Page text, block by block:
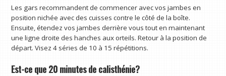
Les gars recommandent de commencer avec vos jambes en
position nichée avec des cuisses contre le côté de la boîte.
Ensuite, étendez vos jambes derrière vous tout en maintenant
une ligne droite des hanches aux orteils. Retour à la position de
départ. Visez 4 séries de 10 à 15 répétitions.
Est-ce que 20 minutes de calisthénie?